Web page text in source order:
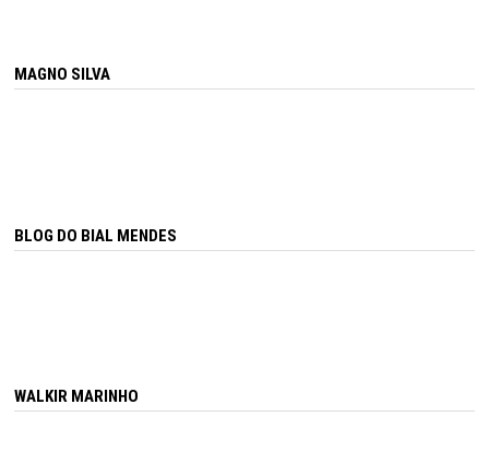
MAGNO SILVA
BLOG DO BIAL MENDES
WALKIR MARINHO